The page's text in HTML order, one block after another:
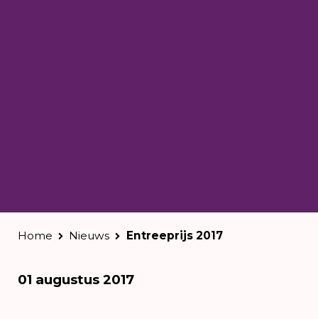
Home Nieuws Entreeprijs 2017
01 augustus 2017